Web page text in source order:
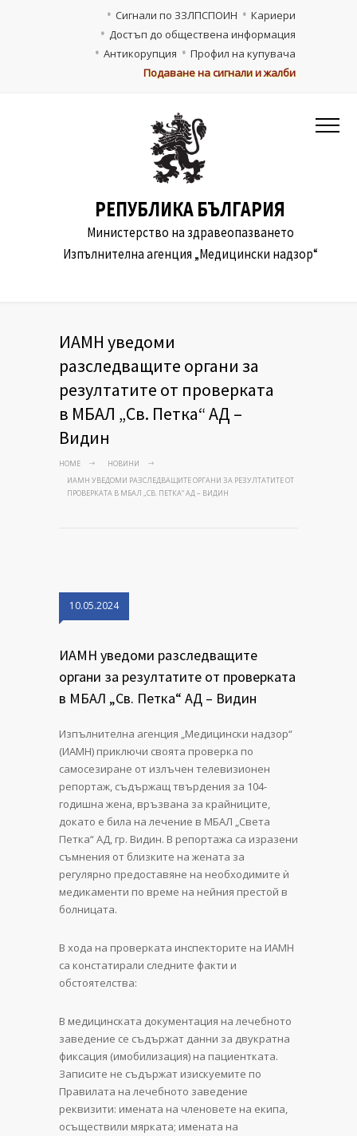
Кариери
Сигнали по ЗЗЛПСПОИН
Достъп до обществена информация
Профил на купувача
Антикорупция
Подаване на сигнали и жалби
РЕПУБЛИКА БЪЛГАРИЯ
Министерство на здравеопазването
Изпълнителна агенция „Медицински надзор“
ИАМН уведоми
разследващите органи за
резултатите от проверката
в МБАЛ „Св. Петка“ АД –
Видин
HOME
НОВИНИ
ИАМН УВЕДОМИ РАЗСЛЕДВАЩИТЕ ОРГАНИ ЗА РЕЗУЛТАТИТЕ ОТ
ПРОВЕРКАТА В МБАЛ „СВ. ПЕТКА“ АД – ВИДИН
10.05.2024
ИАМН уведоми разследващите
органи за резултатите от проверката
в МБАЛ „Св. Петка“ АД – Видин
Изпълнителна агенция „Медицински надзор“
(ИАМН) приключи своята проверка по
самосезиране от излъчен телевизионен
репортаж, съдържащ твърдения за 104-
годишна жена, връзвана за крайниците,
докато е била на лечение в МБАЛ „Света
Петка“ АД, гр. Видин. В репортажа са изразени
съмнения от близките на жената за
регулярно предоставяне на необходимите ѝ
медикаменти по време на нейния престой в
болницата.
В хода на проверката инспекторите на ИАМН
са констатирали следните факти и
обстоятелства:
В медицинската документация на лечебното
заведение се съдържат данни за двукратна
фиксация (имобилизация) на пациентката.
Записите не съдържат изискуемите по
Правилата на лечебното заведение
реквизити: имената на членовете на екипа,
осъществили мярката; имената на